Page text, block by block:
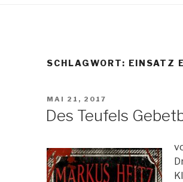
SCHLAGWORT: EINSATZ
VERÖFFENTLICHT
MAI 21, 2017
Des Teufels